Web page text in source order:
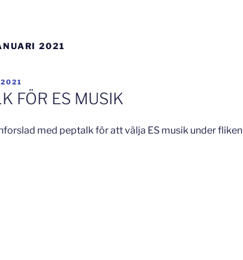
2021
FÖR ES MUSIK
med peptalk för att välja ES musik under fliken